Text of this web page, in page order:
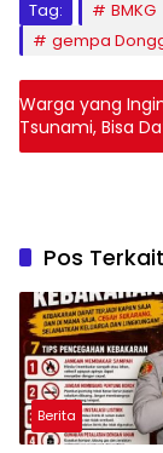
Tag: BMKG
gempa
Warga yang
Tsunami, Bisa
Pos Terkait
Berita